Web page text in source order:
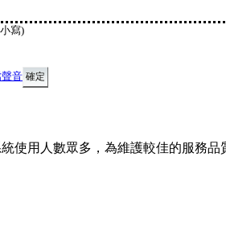
寫)
音
使用人數眾多，為維護較佳的服務